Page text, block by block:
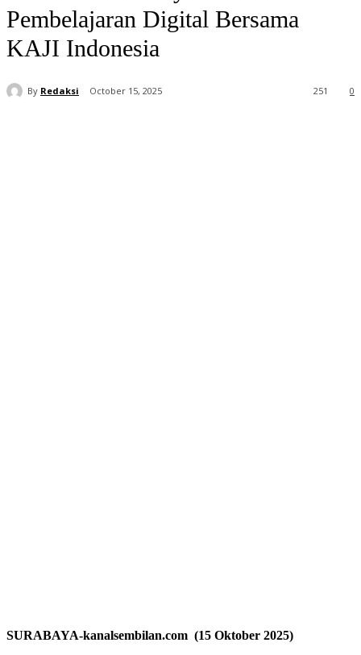
Pembelajaran Digital Bersama
KAJI Indonesia
By Redaksi October 15, 2025 0
251
SURABAYA-kanalsembilan.com (15 Oktober 2025)